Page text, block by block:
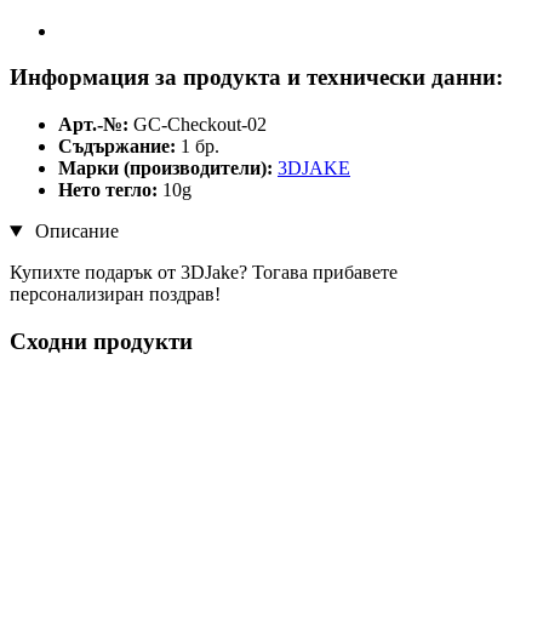
Информация за продукта и технически данни:
Арт.-№: GC-Checkout-02
Съдържание: 1 бр.
Марки (производители): 3DJAKE
Нето тегло: 10g
Описание
Купихте подарък от 3DJake? Тогава прибавете
персонализиран поздрав!
Сходни продукти